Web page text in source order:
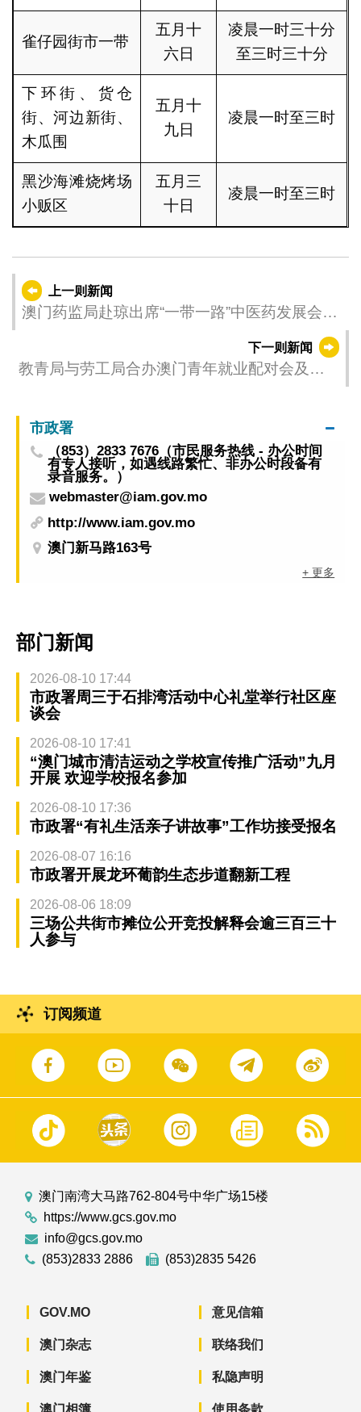
雀仔园街市一带
五月十
六日
凌晨一时三十分
至三时三十分
下环街、货仓
街、河边新街、
木瓜围
五月十
九日
凌晨一时至三时
黑沙海滩烧烤场
小贩区
五月三
十日
凌晨一时至三时
上一则新闻
澳门药监局赴琼出席“一带一路”中医药发展会议
下一则新闻
教青局与劳工局合办澳门青年就业配对会及职
区 欲报从速
市政署
（853）2833 7676（市民服务热线 - 办公时间
有专人接听，如遇线路繁忙、非办公时段备有
录音服务。）
webmaster@iam.gov.mo
http://www.iam.gov.mo
澳门新马路163号
+ 更多
部门新闻
2026-08-10 17:44
市政署周三于石排湾活动中心礼堂举行社区座
谈会
2026-08-10 17:41
“澳门城市清洁运动之学校宣传推广活动”九月
开展 欢迎学校报名参加
2026-08-10 17:36
市政署“有礼生活亲子讲故事”工作坊接受报名
2026-08-07 16:16
市政署开展龙环葡韵生态步道翻新工程
2026-08-06 18:09
三场公共街市摊位公开竞投解释会逾三百三十
人参与
订阅频道
澳门南湾大马路762-804号中华广场15楼
https://www.gcs.gov.mo
info@gcs.gov.mo
(853)2833 2886
(853)2835 5426
GOV.MO
澳门杂志
澳门年鉴
意见信箱
联络我们
私隐声明